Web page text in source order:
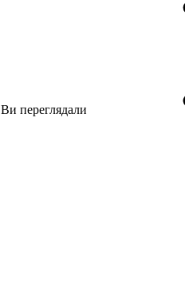
Ви переглядали